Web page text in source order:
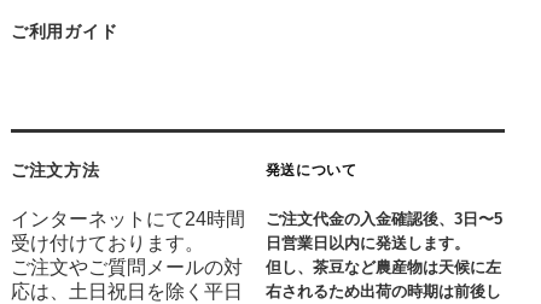
ご利用ガイド
ご注文方法
インターネットにて24時間
受け付けております。
ご注文やご質問メールの対
応は、土日祝日を除く平日
発送について
ご注文代金の入金確認後、3日〜5
日営業日以内に発送します。
但し、茶豆など農産物は天候に左
右されるため出荷の時期は前後し